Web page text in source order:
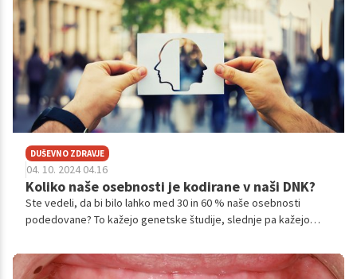
DUŠEVNO ZDRAVJE
04. 10. 2024 04.16
Koliko naše osebnosti je kodirane v naši DNK?
Ste vedeli, da bi bilo lahko med 30 in 60 % naše osebnosti
podedovane? To kažejo genetske študije, slednje pa kažejo
med 20. in 40. letom.